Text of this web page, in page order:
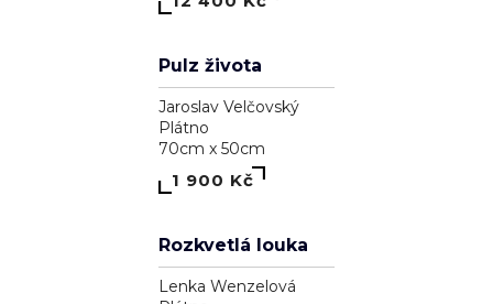
Pavol Tarasovič
Dřevo
15cm x 74cm